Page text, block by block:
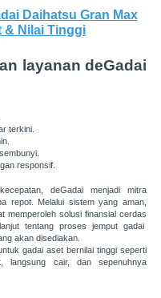
Daihatsu Gran Max
& Nilai Tinggi
layanan deGadai
terkini.
responsif.
deGadai menjadi mitra
repot. Melalui sistem yang aman,
memperoleh solusi finansial cerdas
tentang proses jemput gadai
akan disediakan.
gadai aset bernilai tinggi seperti
cair, dan sepenuhnya